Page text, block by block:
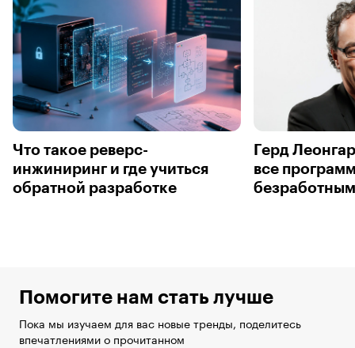
Что такое реверс-
инжиниринг и где учиться
обратной разработке
Герд
все
Помогите нам стать лучше
Пока мы изучаем для вас новые тренды, поделитесь
впечатлениями о прочитанном